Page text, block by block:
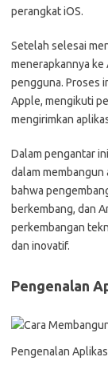
perangkat iOS.
Setelah selesai
menerapkannya
pengguna. Proses
Apple, mengikuti
mengirimkan
Dalam pengantar
dalam
bahwa
berkembang, dan
perkembangan
dan inovatif.
Pengenalan
Pengenalan